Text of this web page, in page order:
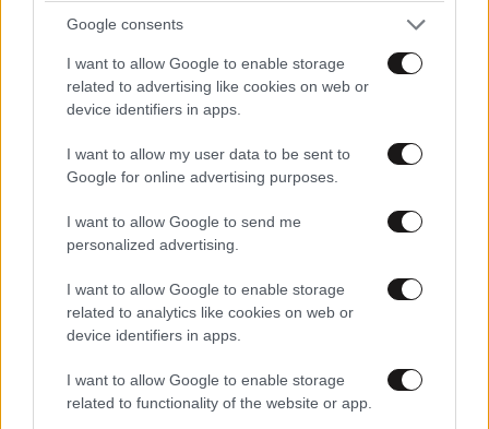
Google consents
I want to allow Google to enable storage
related to advertising like cookies on web or
device identifiers in apps.
I want to allow my user data to be sent to
Google for online advertising purposes.
I want to allow Google to send me
personalized advertising.
I want to allow Google to enable storage
related to analytics like cookies on web or
device identifiers in apps.
I want to allow Google to enable storage
related to functionality of the website or app.